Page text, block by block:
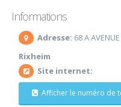
Informations
Adresse: 68 A
Rixheim
Site internet:
Afficher le numéro de